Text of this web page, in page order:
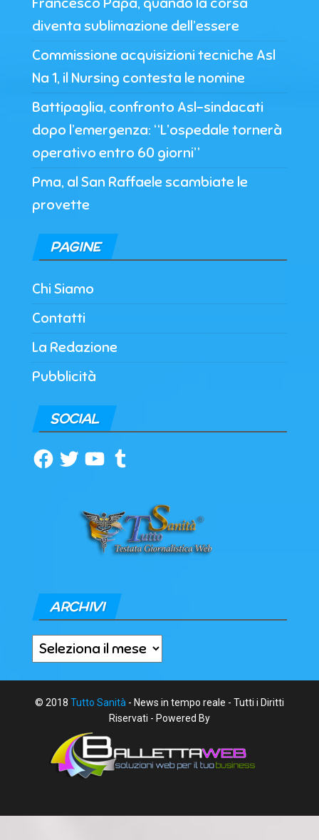
diventa sublimazione dell’essere
Commissione acquisizioni tecniche Asl
Na 1, il Nursing contesta le nomine
Battipaglia, confronto Asl-sindacati
dopo l’emergenza: “L’ospedale tornerà
operativo entro 60 giorni”
Pma, al San Raffaele scambiate le
provette
PAGINE
Chi Siamo
Contatti
La Redazione
Pubblicità
SOCIAL
Facebook
TwitterYouTubeTumblr
ARCHIVI
Archivi
© 2018 Tutto Sanità - News in tempo reale - Tutti i Diritti
Riservati - Powered By